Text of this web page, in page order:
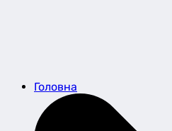
Головна